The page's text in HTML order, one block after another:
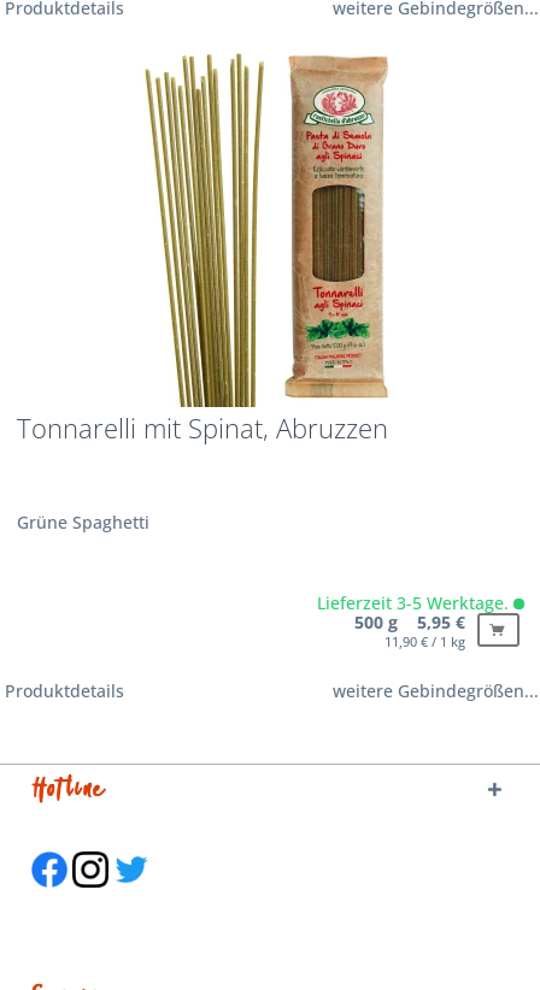
Produktdetails weitere Gebindegrößen...
Tonnarelli mit Spinat, Abruzzen
Grüne Spaghetti
Lieferzeit 3-5 Werktage.
500 g 5,95 €
11,90 € / 1 kg
Produktdetails weitere Gebindegrößen...
Hotline